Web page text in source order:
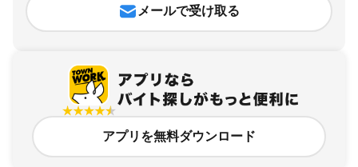
メールで受け取る
アプリを無料ダウンロード